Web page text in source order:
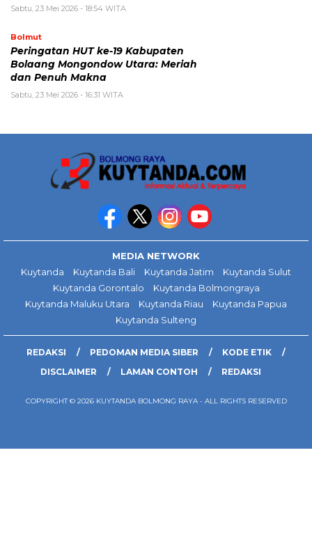
Sabtu, 23 Mei 2026 - 18:54 WITA
Bolmut
Peringatan HUT ke-19 Kabupaten
Bolaang Mongondow Utara: Meriah
dan Penuh Makna
Sabtu, 23 Mei 2026 - 16:31 WITA
MEDIA NETWORK
Kuytanda
Kuytanda Bali Kuytanda Jatim
Kuytanda Sulut
Kuytanda Gorontalo
Kuytanda Bolmongraya
Kuytanda Maluku Utara
Kuytanda Riau
Kuytanda Papua
Kuytanda Sulteng
REDAKSI PEDOMAN MEDIA SIBER
KODE ETIK
DISCLAIMER
LAMAN CONTOH REDAKSI
COPYRIGHT © 2026 KUYTANDA BOLMONG RAYA - ALL RIGHTS RESERVED